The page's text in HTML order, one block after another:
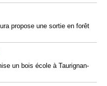
propose une sortie en forêt
un bois école à Taurignan-